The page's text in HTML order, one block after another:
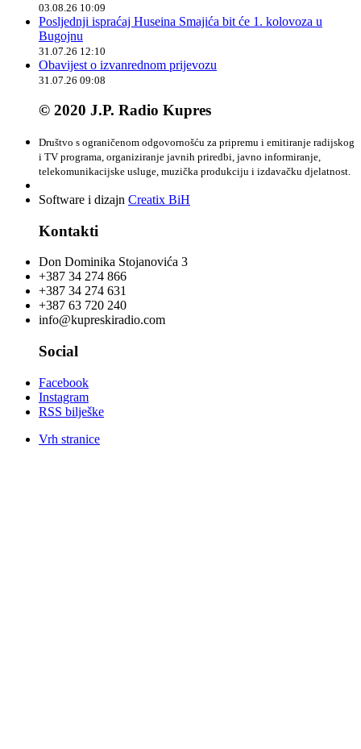
03.08.26 10:09
Posljednji ispraćaj Huseina Smajića bit će 1. kolovoza u
Bugojnu
31.07.26 12:10
Obavijest o izvanrednom prijevozu
31.07.26 09:08
© 2020 J.P. Radio Kupres
Društvo s ograničenom odgovornošću za pripremu i emitiranje radijskog
i TV programa, organiziranje javnih priredbi, javno informiranje,
telekomunikacijske usluge, muzička produkciju i izdavačku djelatnost.
Software i dizajn Creatix BiH
Kontakti
Don Dominika Stojanovića 3
+387 34 274 866
+387 34 274 631
+387 63 720 240
info@kupreskiradio.com
Social
Facebook
Instagram
RSS bilješke
Vrh stranice